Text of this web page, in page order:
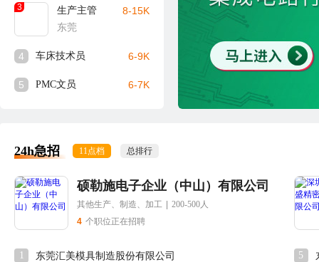
3
生产主管
东莞
8-15K
4 车床技术员 6-9K
5 PMC文员 6-7K
24h急招 11点档 总排行
硕勒施电子企业（中山）有限公司
其他生产、制造、加工
200-500人
4 个职位正在招聘
1 东莞汇美模具制造股份有限公司 5